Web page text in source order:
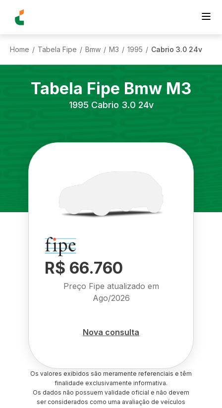
Home / Tabela Fipe / Bmw / M3 / 1995 / Cabrio 3.0 24v
Tabela Fipe Bmw M3
1995 Cabrio 3.0 24v
R$ 66.760
Preço Fipe atualizado em
Ago/2026
Nova consulta
Os valores exibidos são meramente referenciais e têm
finalidade exclusivamente informativa.
Os dados não possuem validade oficial e não devem
ser considerados como uma avaliação de veículos